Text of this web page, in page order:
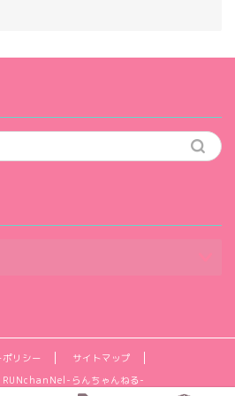
リシー
サイトマップ
らんちゃんねる-